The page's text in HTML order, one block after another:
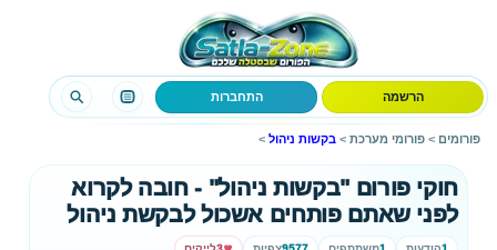
הרשמה התחברות
פורומים > פורומי מערכת > בקשות ניהול >
חוקי פורום "בקשות ניהול" - חובה לקרוא
לפני שאתם פותחים אשכול לבקשת ניהול